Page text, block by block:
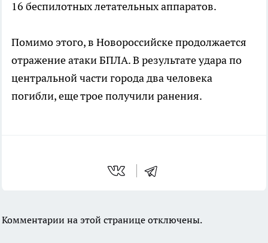
16 беспилотных летательных аппаратов.
Помимо этого, в Новороссийске продолжается
отражение атаки БПЛА. В результате удара по
центральной части города два человека
погибли, еще трое получили ранения.
Комментарии на этой странице отключены.